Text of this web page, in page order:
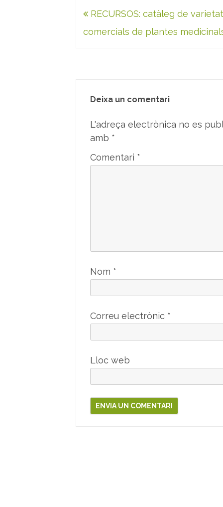
Navegació
d'entrades
RECURSOS: catàleg de
comercials de plantes
Deixa un comentari
L'adreça electrònica no es
amb *
Comentari *
Nom *
Correu electrònic *
Lloc web